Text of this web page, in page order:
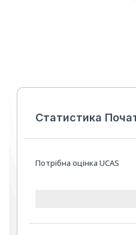
Статистика
Потрібна оцінка UCAS